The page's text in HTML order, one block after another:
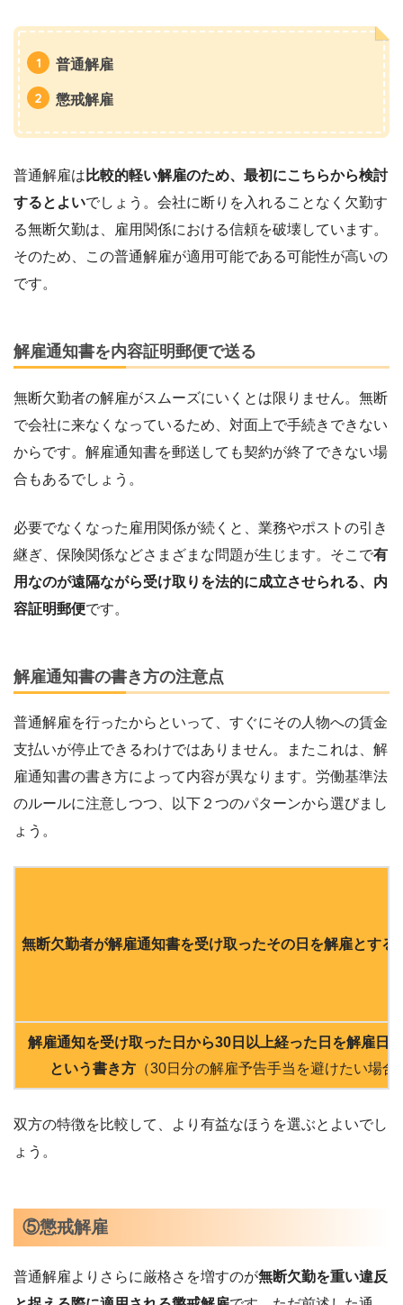
普通解雇
懲戒解雇
普通解雇は 比較的軽い解雇のため、最初にこちらから検討
するとよいでしょう。会社に断りを入れることなく欠勤す
る無断欠勤は、雇用関係における信頼を破壊しています。
そのため、この普通解雇が適用可能である可能性が高いの
です。
解雇通知書を内容証明郵便で送る
無断欠勤者の解雇がスムーズにいくとは限りません。無断
で会社に来なくなっているため、対面上で手続きできない
からです。解雇通知書を郵送しても契約が終了できない場
合もあるでしょう。
必要でなくなった雇用関係が続くと、業務やポストの引き
継ぎ、保険関係などさまざまな問題が生じます。そこで有
用なのが遠隔ながら受け取りを法的に成立させられる、内
容証明郵便です。
解雇通知書の書き方の注意点
普通解雇を行ったからといって、すぐにその人物への賃金
支払いが停止できるわけではありません。またこれは、解
雇通知書の書き方によって内容が異なります。労働基準法
のルールに注意しつつ、以下２つのパターンから選びまし
ょう。
無断欠勤者が解雇通知書を受け取ったその日を解雇とする
解雇通知を受け取った日から30日以上経った日を解雇日
という書き方 （30日分の解雇予告手当を避けたい場合
双方の特徴を比較して、より有益なほうを選ぶとよいでし
ょう。
⑤懲戒解雇
普通解雇よりさらに厳格さを増すのが無断欠勤を重い違反